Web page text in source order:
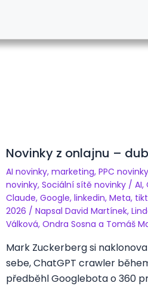
Novinky z onlajnu –
AI novinky,marketing,PPC
novinky,Sociální sítě novinky /AI,
Claude,Google,linkedin,Meta,
2026 / NapsalDavid Martínek,
Válková,Ondra Sosna a Tomáš
Mark Zuckerberg si
sebe, ChatGPT crawler
předběhl Googlebota o 360